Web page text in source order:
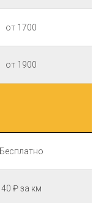
от 1700
от 1900
Бесплатно
40 ₽ за км